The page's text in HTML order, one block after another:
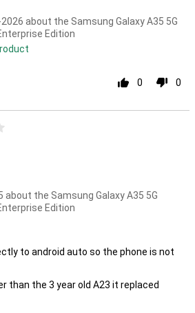
about the Samsung Galaxy A35 5G
Edition
0 0
about the Samsung Galaxy A35 5G
Edition
to android auto so the phone is not
than the 3 year old A23 it replaced